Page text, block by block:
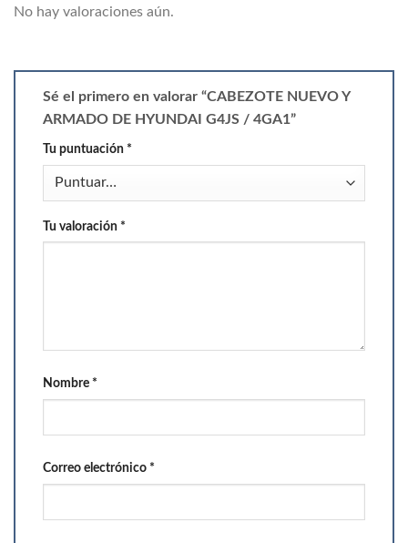
No hay valoraciones aún.
Sé el primero en valorar “CABEZOTE NUEVO Y
ARMADO DE HYUNDAI G4JS / 4GA1”
Tu puntuación *
Tu valoración *
Nombre *
Correo electrónico *